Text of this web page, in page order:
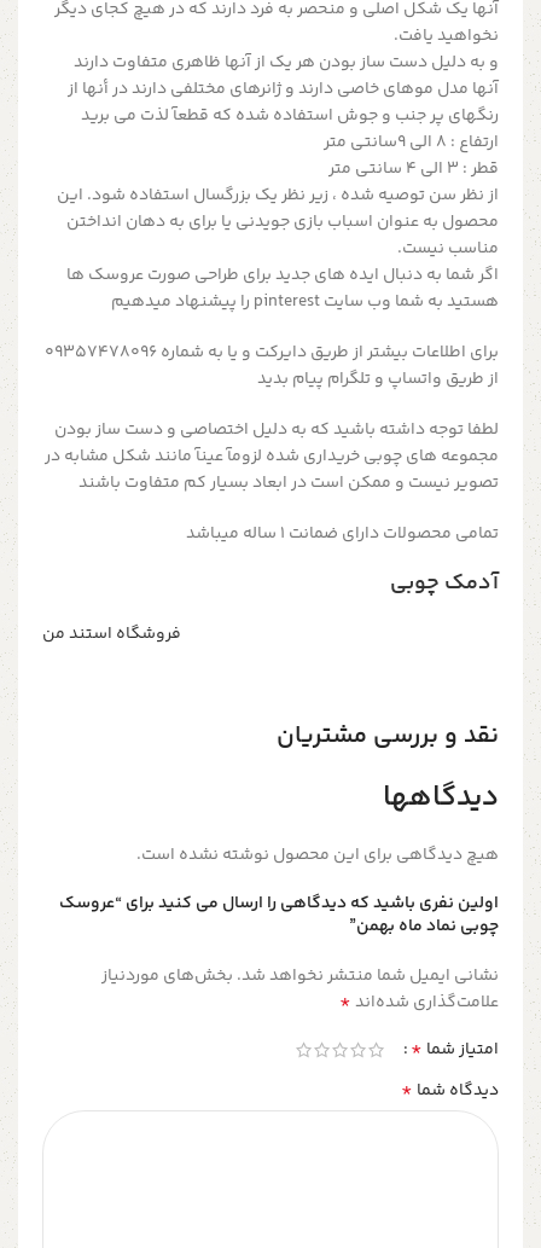
آنها یک شکل اصلی و منحصر به فرد دارند که در هیچ کجای دیگر
نخواهید یافت.
و به دلیل دست ساز بودن هر یک از آنها ظاهری متفاوت دارند
آنها مدل موهای خاصی دارند و ژانرهای مختلفی دارند در أنها از
رنگهای پر جنب و جوش استفاده شده که قطعآ لذت می برید
ارتفاع : ۸ الی ۹سانتی متر
قطر : ۳ الی ۴ سانتی متر
از نظر سن توصیه شده ، زیر نظر یک بزرگسال استفاده شود. این
محصول به عنوان اسباب بازی جویدنی یا برای به دهان انداختن
مناسب نیست.
اگر شما به دنبال ایده های جدید برای طراحی صورت عروسک ها
هستید به شما وب سایت pinterest را پیشنهاد میدهیم
برای اطلاعات بیشتر از طریق دایرکت و یا به شماره 09357478096
از طریق واتساپ و تلگرام پیام بدید
لطفا توجه داشته باشید که به دلیل اختصاصی و دست ساز بودن
مجموعه های چوبی خریداری شده لزومآ عینآ مانند شکل مشابه در
تصویر نیست و ممکن است در ابعاد بسیار کم متفاوت باشند
تمامی محصولات دارای ضمانت ۱ ساله میباشد
آدمک چوبی
فروشگاه استند من
نقد و بررسی مشتریان
دیدگاهها
هیچ دیدگاهی برای این محصول نوشته نشده است.
اولین نفری باشید که دیدگاهی را ارسال می کنید برای “عروسک
چوبی نماد ماه بهمن”
نشانی ایمیل شما منتشر نخواهد شد. بخش‌های موردنیاز
علامت‌گذاری شده‌اند*
امتیاز شما *
دیدگاه شما *